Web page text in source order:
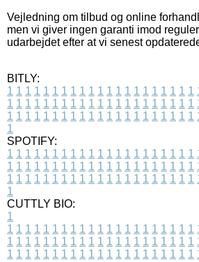
Vejledning om tilbud og online
men vi giver ingen garanti imod
udarbejdet efter at vi senest
BITLY:
1 1 1 1 1 1 1 1 1 1 1 1 1 1 1 1 1 1 1 1 1
1 1 1 1 1 1 1 1 1 1 1 1 1 1 1 1 1 1 1 1 1
1 1 1 1 1 1 1 1 1 1 1 1 1 1 1 1 1 1 1 1 1
1
SPOTIFY:
1 1 1 1 1 1 1 1 1 1 1 1 1 1 1 1 1 1 1 1 1
1 1 1 1 1 1 1 1 1 1 1 1 1 1 1 1 1 1 1 1 1
1 1 1 1 1 1 1 1 1 1 1 1 1 1 1 1 1 1 1 1 1
1
CUTTLY BIO:
1
1 1 1 1 1 1 1 1 1 1 1 1 1 1 1 1 1 1 1 1 1
1 1 1 1 1 1 1 1 1 1 1 1 1 1 1 1 1 1 1 1 1
1 1 1 1 1 1 1 1 1 1 1 1 1 1 1 1 1 1 1 1 1